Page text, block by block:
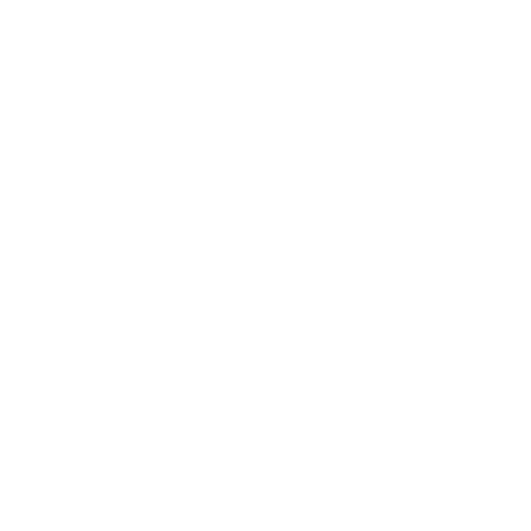
się na bezpłatne spotkanie:
niezbędnego finansowania. Może on zostać przeznaczony na dowolny cel – często jest komfortowym sposobem